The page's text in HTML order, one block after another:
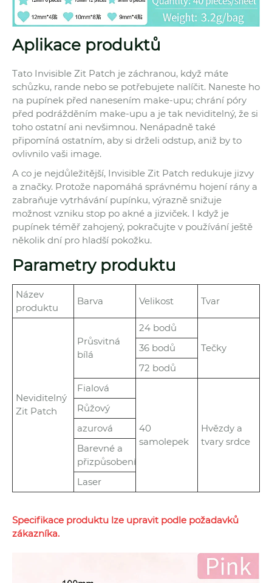
Aplikace produktů
Tato Invisible Zit Patch je záchranou, když máte
schůzku, rande nebo se potřebujete nalíčit. Naneste ho
na pupínek před nanesením make-upu; chrání póry
před podrážděním make-upu a je tak neviditelný, že si
toho ostatní ani nevšimnou. Nenápadně také
připomíná ostatním, aby si drželi odstup, aniž by to
ovlivnilo vaši image.
A co je nejdůležitější, Invisible Zit Patch redukuje jizvy
a značky. Protože napomáhá správnému hojení rány a
zabraňuje vytrhávání pupínku, výrazně snižuje
možnost vzniku stop po akné a jizviček. I když je
pupínek téměř zahojený, pokračujte v používání ještě
několik dní pro hladší pokožku.
Parametry produktu
Název
produktu
Barva Velikost Tvar
Neviditelný
Zit Patch
Průsvitná
bílá
24 bodů
Tečky
36 bodů
72 bodů
Fialová
40
samolepek
Hvězdy a
tvary srdce
Růžový
azurová
Barevné a
přizpůsobení
Laser
Specifikace produktu lze upravit podle požadavků
zákazníka.